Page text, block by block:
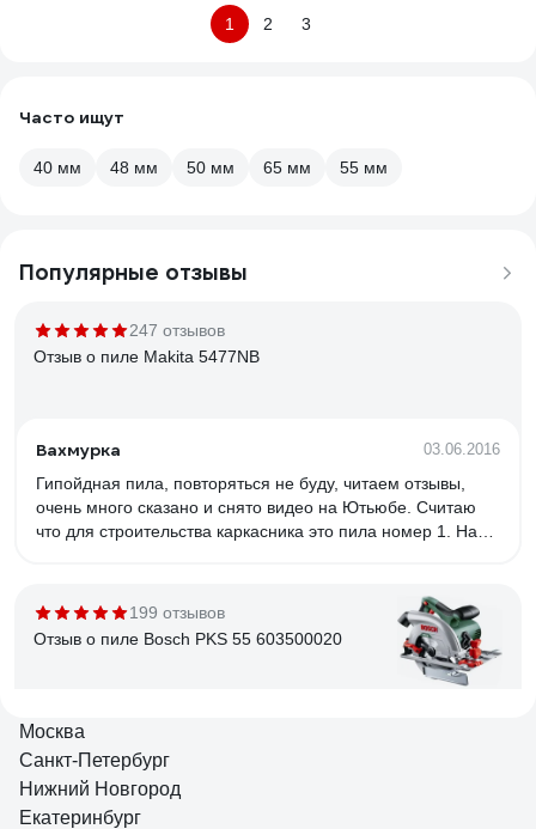
1 2 3
Часто ищут
40 мм 48 мм 50 мм 65 мм 55 мм
Популярные отзывы
247 отзывов
Отзыв о пиле Makita 5477NB
Вахмурка 03.06.2016
Гипойдная пила, повторяться не буду, читаем отзывы,
очень много сказано и снято видео на Ютьюбе. Считаю
что для строительства каркасника это пила номер 1. На
199 отзывов
Отзыв о пиле Bosch PKS 55 603500020
Александр
Компактная, хорошее качество сборки.
Москва
Санкт-Петербург
Нижний Новгород
Екатеринбург